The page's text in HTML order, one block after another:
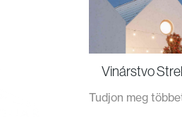
Vinárstvo
Tudjon meg